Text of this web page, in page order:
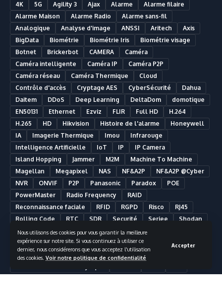
Nous utilisons des cookies pour vous garantir la meilleure
expérience sur notre site. Si vous continuez à utiliser ce
dernier, nous considérerons que vous acceptez l'utilisation
des cookies. Voir notre politique de confidentialité
Accepter
4K 5G Agility 3 Ajax Alarme
Alarme filaire
Alarme Maison
Alarme Radio
Alarme sans-fil
Analogique
Analyse d'image ANSSI Aritech
Axis
BigData
Biométrie Biométrie Iris
Biométrie visage
Botnet
Brickerbot CAMERA
Caméra
Caméra intelligente
Caméra IP
Caméra P2P
Caméra réseau
Caméra Thermique
Cloud
Contrôle d'accès
Cryptage AES CyberSécurité
Dahua
Daitem
DDoS Deep Learning DeltaDom
domotique
EN50131
Ethernet Ezviz FLIR Full HD
H.264
H.265
HD Hikvision Histoire de l'alarme
Honeywell
IA
Imagerie Thermique Imou
Infrarouge
Intelligence Artificielle
IoT IP
IP Camera
Island Hopping
Jammer M2M
Machine To Machine
Magellan
Megapixel NAS NF&A2P
NF&A2P @Cyber
NVR
ONVIF P2P Panasonic Paradox
POE
PowerMaster
Radio Frequency
RAID
Reconnaissance faciale
RFID RGPD Risco
RJ45
Rolling Code
RTC SDR Securité Seriee
Shodan
SIA
Smart Building Smart Home
Smartphone
Somfy
Synology Télésurveillance Ultra HD
UPS
UTC Fire & Security
Vidéosurveillance